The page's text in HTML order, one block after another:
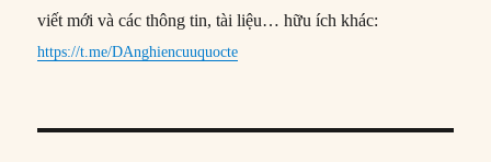
viết mới và các thông tin, tài liệu… hữu ích khác:
https://t.me/DAnghiencuuquocte